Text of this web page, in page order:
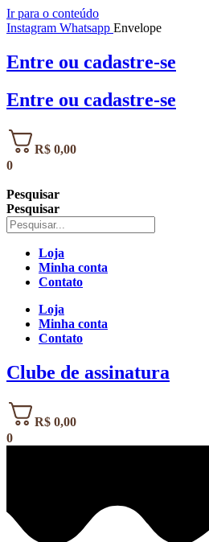
Ir para o conteúdo
Instagram Whatsapp Envelope
Entre ou cadastre-se
Entre ou cadastre-se
0
R$ 0,00
Pesquisar
Pesquisar
Loja
Minha conta
Contato
Loja
Minha conta
Contato
Clube de assinatura
0
R$ 0,00